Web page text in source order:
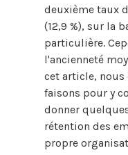
deuxième taux
(12,9 %), sur la
particulière.
l'ancienneté
cet article, nous
faisons pour y
donner
rétention des
propre